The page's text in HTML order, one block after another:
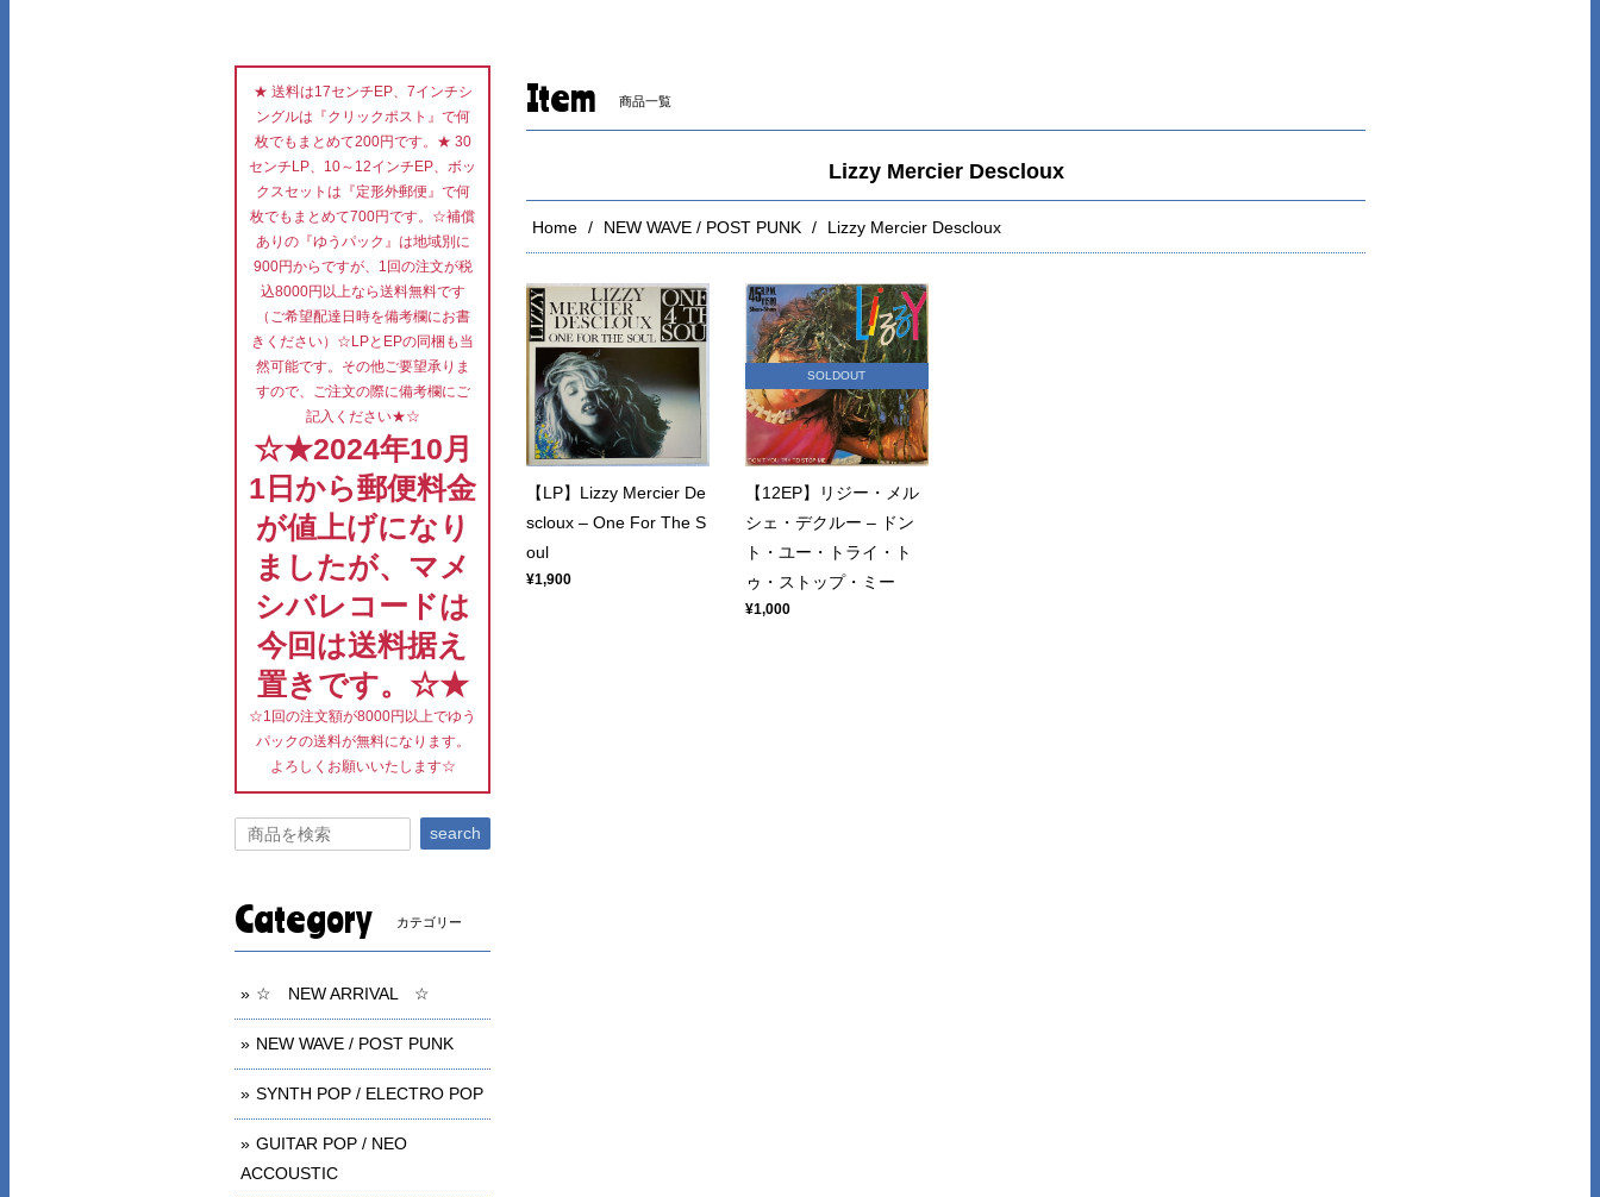
Item 商品一覧
Lizzy Mercier Descloux
Home NEW WAVE / POST PUNK Lizzy Mercier Descloux
【LP】Lizzy Mercier De
scloux – One For The S
oul
¥1,900
SOLDOUT
【12EP】リジー・メル
シェ・デクルー ‎– ドン
ト・ユー・トライ・ト
ゥ・ストップ・ミー
¥1,000
★ 送料は17センチEP、7インチシ
ングルは『クリックポスト』で何
枚でもまとめて200円です。★ 30
センチLP、10～12インチEP、ボッ
クスセットは『定形外郵便』で何
枚でもまとめて700円です。☆補償
ありの『ゆうパック』は地域別に
900円からですが、1回の注文が税
込8000円以上なら送料無料です
（ご希望配達日時を備考欄にお書
きください）☆LPとEPの同梱も当
然可能です。その他ご要望承りま
すので、ご注文の際に備考欄にご
記入ください★☆
☆★2024年10月
1日から郵便料金
が値上げになり
ましたが、マメ
シバレコードは
今回は送料据え
置きです。☆★
☆1回の注文額が8000円以上でゆう
パックの送料が無料になります。
よろしくお願いいたします☆
search
Category カテゴリー
☆ NEW ARRIVAL ☆
NEW WAVE / POST PUNK
SYNTH POP / ELECTRO POP
GUITAR POP / NEO
ACCOUSTIC